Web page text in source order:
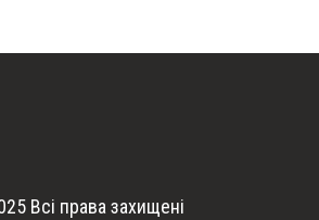
Всі права захищені